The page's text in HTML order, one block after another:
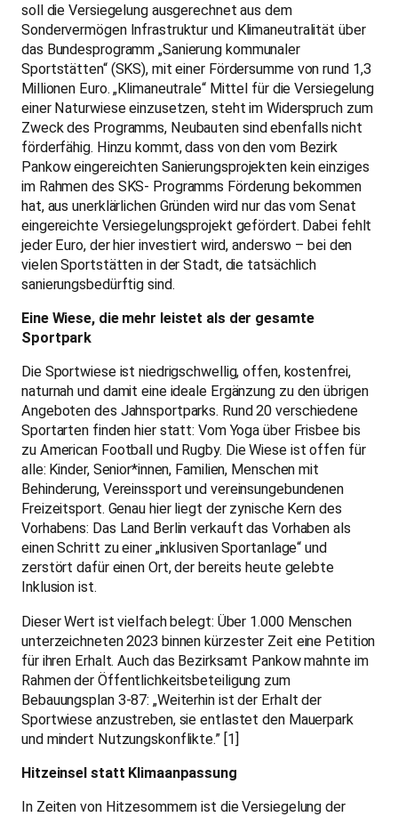
soll die Versiegelung ausgerechnet aus dem
Sondervermögen Infrastruktur und Klimaneutralität über
das Bundesprogramm „Sanierung kommunaler
Sportstätten“ (SKS), mit einer Fördersumme von rund 1,3
Millionen Euro. „Klimaneutrale“ Mittel für die Versiegelung
einer Naturwiese einzusetzen, steht im Widerspruch zum
Zweck des Programms, Neubauten sind ebenfalls nicht
förderfähig. Hinzu kommt, dass von den vom Bezirk
Pankow eingereichten Sanierungsprojekten kein einziges
im Rahmen des SKS- Programms Förderung bekommen
hat, aus unerklärlichen Gründen wird nur das vom Senat
eingereichte Versiegelungsprojekt gefördert. Dabei fehlt
jeder Euro, der hier investiert wird, anderswo – bei den
vielen Sportstätten in der Stadt, die tatsächlich
sanierungsbedürftig sind.
Eine Wiese, die mehr leistet als der gesamte
Sportpark
Die Sportwiese ist niedrigschwellig, offen, kostenfrei,
naturnah und damit eine ideale Ergänzung zu den übrigen
Angeboten des Jahnsportparks. Rund 20 verschiedene
Sportarten finden hier statt: Vom Yoga über Frisbee bis
zu American Football und Rugby. Die Wiese ist offen für
alle: Kinder, Senior*innen, Familien, Menschen mit
Behinderung, Vereinssport und vereinsungebundenen
Freizeitsport. Genau hier liegt der zynische Kern des
Vorhabens: Das Land Berlin verkauft das Vorhaben als
einen Schritt zu einer „inklusiven Sportanlage“ und
zerstört dafür einen Ort, der bereits heute gelebte
Inklusion ist.
Dieser Wert ist vielfach belegt: Über 1.000 Menschen
unterzeichneten 2023 binnen kürzester Zeit eine Petition
für ihren Erhalt. Auch das Bezirksamt Pankow mahnte im
Rahmen der Öffentlichkeitsbeteiligung zum
Bebauungsplan 3-87: „Weiterhin ist der Erhalt der
Sportwiese anzustreben, sie entlastet den Mauerpark
und mindert Nutzungskonflikte.” [1]
Hitzeinsel statt Klimaanpassung
In Zeiten von Hitzesommern ist die Versiegelung der